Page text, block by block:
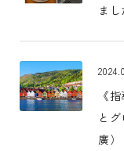
まし
《
と
廣）